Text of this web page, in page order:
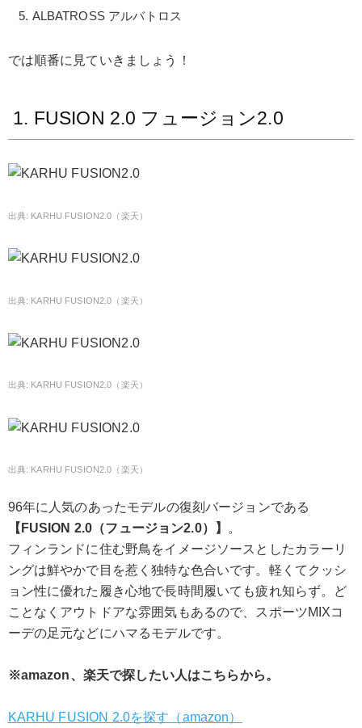
ALBATROSS アルバトロス
では順番に見ていきましょう！
1. FUSION 2.0 フュージョン2.0
KARHU FUSION2.0（楽天）
KARHU FUSION2.0（楽天）
KARHU FUSION2.0（楽天）
KARHU FUSION2.0（楽天）
96年に人気のあったモデルの復刻バージョンである
【FUSION 2.0（フュージョン2.0）】
。
フィンランドに住む野鳥をイメージソースとしたカラーリ
ングは鮮やかで目を惹く独特な色合いです。軽くてクッシ
ョン性に優れた履き心地で長時間履いても疲れ知らず。ど
ことなくアウトドアな雰囲気もあるので、スポーツMIXコ
ーデの足元などにハマるモデルです。
※amazon、楽天で探したい人はこちらから。
KARHU FUSION 2.0を探す（amazon）